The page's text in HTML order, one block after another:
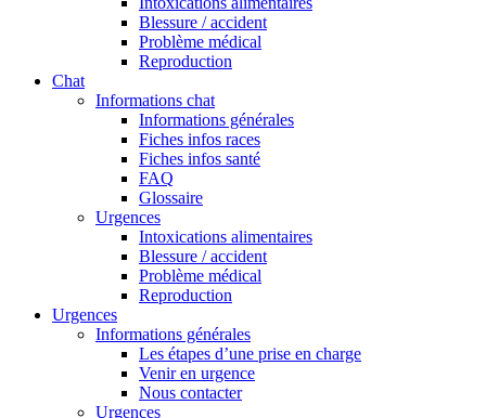
Blessure / accident
Problème médical
Reproduction
Chat
Informations chat
Informations générales
Fiches infos races
Fiches infos santé
FAQ
Glossaire
Urgences
Intoxications alimentaires
Blessure / accident
Problème médical
Reproduction
Urgences
Informations générales
Les étapes d’une prise en charge
Venir en urgence
Nous contacter
Urgences